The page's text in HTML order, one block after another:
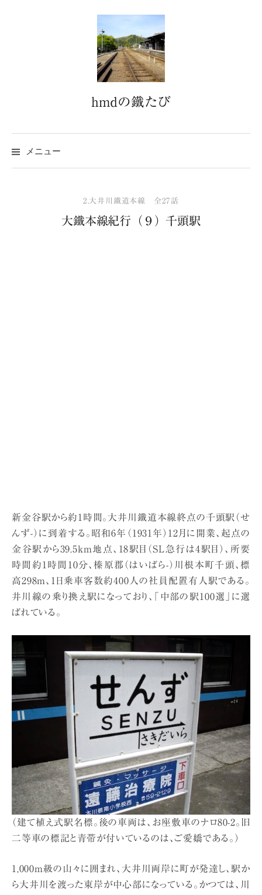
ッ
プ
hmdの鐵たび
メニュー
2.大井川鐵道本線 全27話
大鐵本線紀行（９）千頭駅
新金谷駅から約1時間。大井川鐵道本線終点の千頭駅（せ
んず-）に到着する。昭和6年（1931年）12月に開業、起点の
金谷駅から39.5km地点、18駅目（SL急行は4駅目）、所要
時間約1時間10分、榛原郡（はいばら-）川根本町千頭、標
高298m、1日乗車客数約400人の社員配置有人駅である。
井川線の乗り換え駅になっており、「中部の駅100選」に選
ばれている。
（建て植え式駅名標。後の車両は、お座敷車のナロ80-2。旧
二等車の標記と青帯が付いているのは、ご愛嬌である。）
1,000m級の山々に囲まれ、大井川両岸に町が発達し、駅か
ら大井川を渡った東岸が中心部になっている。かつては、川